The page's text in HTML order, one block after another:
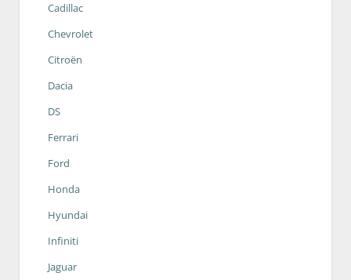
Cadillac
Chevrolet
Citroën
Dacia
DS
Ferrari
Ford
Honda
Hyundai
Infiniti
Jaguar